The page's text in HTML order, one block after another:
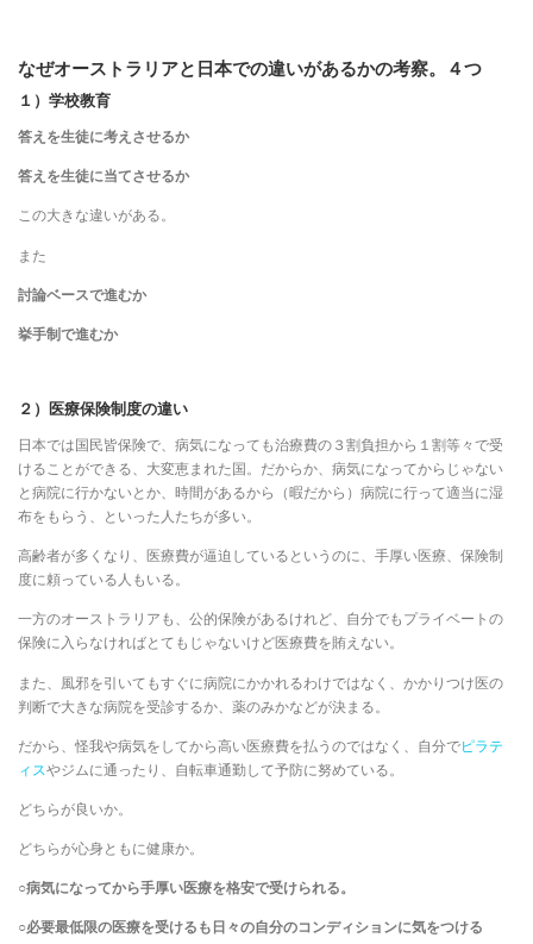
なぜオーストラリアと日本での違いがあるかの考察。４つ
１）学校教育
答えを生徒に考えさせるか
答えを生徒に当てさせるか
この大きな違いがある。
また
討論ベースで進むか
挙手制で進むか
２）医療保険制度の違い
日本では国民皆保険で、病気になっても治療費の３割負担から１割等々で受
けることができる、大変恵まれた国。だからか、病気になってからじゃない
と病院に行かないとか、時間があるから（暇だから）病院に行って適当に湿
布をもらう、といった人たちが多い。
高齢者が多くなり、医療費が逼迫しているというのに、手厚い医療、保険制
度に頼っている人もいる。
一方のオーストラリアも、公的保険があるけれど、自分でもプライベートの
保険に入らなければとてもじゃないけど医療費を賄えない。
また、風邪を引いてもすぐに病院にかかれるわけではなく、かかりつけ医の
判断で大きな病院を受診するか、薬のみかなどが決まる。
だから、怪我や病気をしてから高い医療費を払うのではなく、自分でピラテ
ィスやジムに通ったり、自転車通勤して予防に努めている。
どちらが良いか。
どちらが心身ともに健康か。
○病気になってから手厚い医療を格安で受けられる。
○必要最低限の医療を受けるも日々の自分のコンディションに気をつける